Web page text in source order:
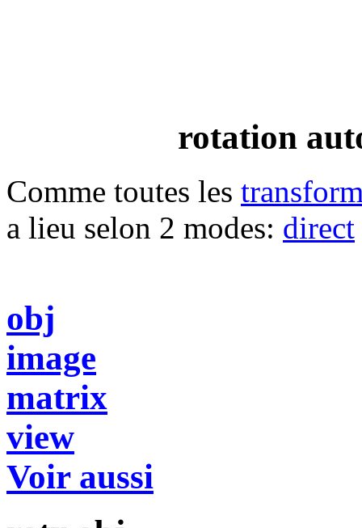
rotation
Comme toutes les
a lieu selon 2 modes: direct
obj
image
matrix
view
Voir aussi